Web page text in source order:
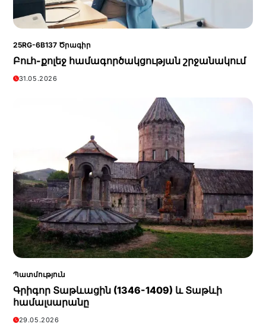
25RG-6B137 Ծրագիր
Բուհ-քոլեջ համագործակցության շրջանակում
31.05.2026
Պատմություն
Գրիգոր Տաթևացին (1346-1409) և Տաթևի
համալսարանը
29.05.2026